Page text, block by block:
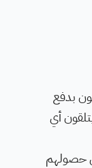
بدفع
أي
حصولهم